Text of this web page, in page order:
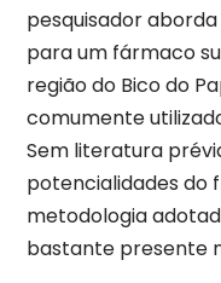
pesquisador
para um fármaco
região do Bico do
comumente
Sem literatura
potencialidades do
metodologia
bastante presente